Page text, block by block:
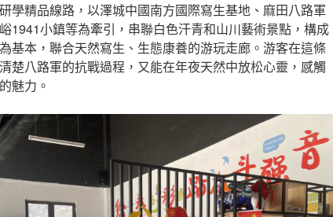
學精品線路，以澤城中國南方國際寫生基地、麻田八路軍
1941小鎮等為牽引，串聯白色汗青和山川藝術景點，構成
基本，聯合天然寫生、生態康養的游玩走廊。游客在這條
楚八路軍的抗戰過程，又能在年夜天然中放松心靈，感觸
魅力。